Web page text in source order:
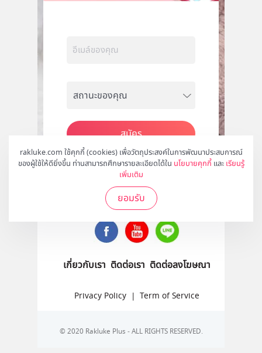
rakluke.com ใช้คุกกี้ (cookies) เพื่อวัตถุประสงค์ในการพัฒนาประสบการณ์
ของผู้ใช้ให้ดียิ่งขึ้น ท่านสามารถศึกษารายละเอียดได้ใน นโยบายคุกกี้ และ เรียนรู้
เพิ่มเติม
ยอมรับ
สมัคร
ติดตามเราได้ที่
เกี่ยวกับเรา ติดต่อเรา ติดต่อลงโฆษณา
Privacy Policy | Term of Service
© 2020 Rakluke Plus - ALL RIGHTS RESERVED.